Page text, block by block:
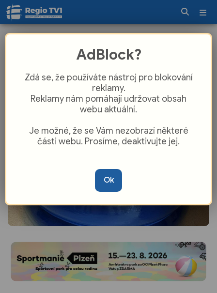
nastávajícím maminkám porody do
AdBlock?
Zdá se, že používáte nástroj pro blokování
reklamy.
Reklamy nám pomáhají udržovat obsah
webu aktuální.
Je možné, že se Vám nezobrazí některé
části webu. Prosíme, deaktivujte jej.
Ok